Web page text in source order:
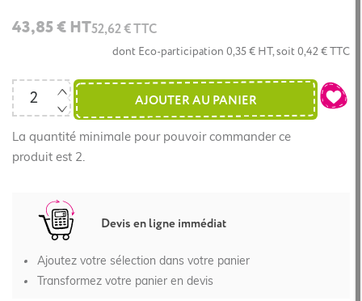
43,85 € HT52,62 € TTC
dont Eco-participation 0,35 € HT, soit 0,42 € TTC
AJOUTER AU PANIER
La quantité minimale pour pouvoir commander ce
produit est 2.
Devis en ligne immédiat
Ajoutez votre sélection dans votre panier
Transformez votre panier en devis